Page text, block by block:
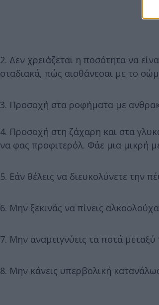
2. Δεν χρειάζεται η ποσότητα να
σταδιακά, πώς αισθάνεσαι με το
3. Προσοχή στα ροφήματα με
4. Προσοχή στη ζάχαρη και στα
να φας προφιτερόλ. Φάε μια μικρή
5. Εάν θέλεις να διευκολύνετε την
6. Μην ξεκινάς να πίνεις
7. Μην αναμειγνύεις τα ποτά μεταξύ
8. Μην κάνεις υπερβολική